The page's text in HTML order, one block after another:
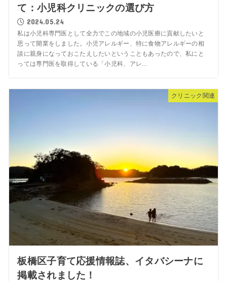
て：小児科クリニックの選び方
2024.05.24
私は小児科専門医として全力でこの地域の小児医療に貢献したいと
思って開業をしました。小児アレルギー、特に食物アレルギーの相
談に親身になっておこたえしたいということもあったので、私にと
っては専門医を取得している「小児科、アレ...
クリニック関連
板橋区子育て応援情報誌、イタバシーナに
掲載されました！